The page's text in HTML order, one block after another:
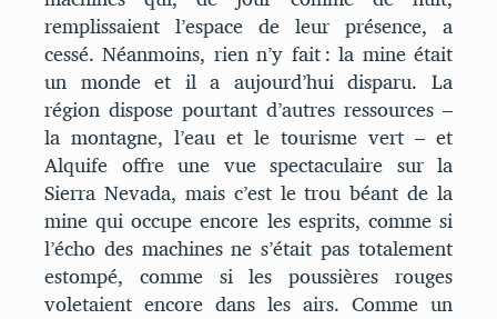
remplissaient l’espace de leur présence, a
cessé. Néanmoins, rien n’y fait : la mine était
un monde et il a aujourd’hui disparu. La
région dispose pourtant d’autres ressources –
la montagne, l’eau et le tourisme vert – et
Alquife offre une vue spectaculaire sur la
Sierra Nevada, mais c’est le trou béant de la
mine qui occupe encore les esprits, comme si
l’écho des machines ne s’était pas totalement
estompé, comme si les poussières rouges
voletaient encore dans les airs. Comme un